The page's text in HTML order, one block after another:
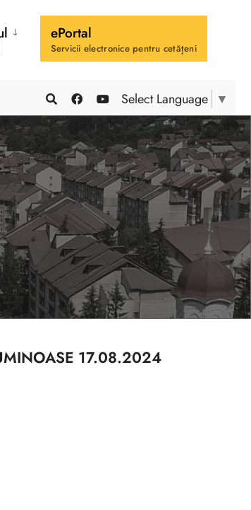
ePortal
Servicii electronice pentru cetățeni
Select Language ▼
17.08.2024